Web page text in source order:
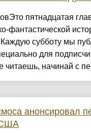
пятнадцатая
субботу мы
для
читаешь, начинай с
анонсировал
США